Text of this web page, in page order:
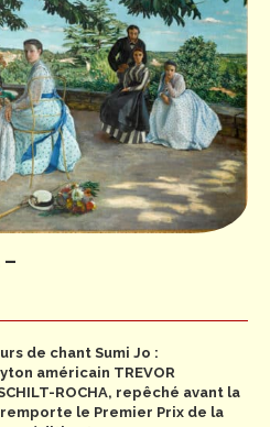
de chant Sumi Jo :
américain TREVOR
ROCHA, repêché avant la
le Premier Prix de la